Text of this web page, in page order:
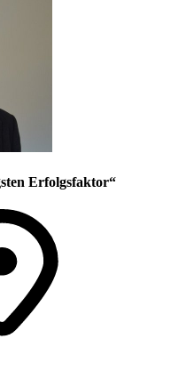
Erfolgsfaktor“